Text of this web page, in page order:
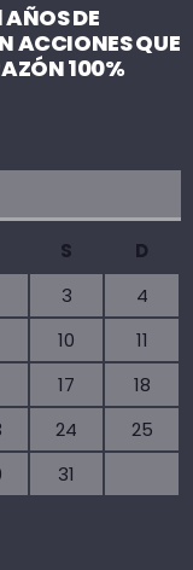
DE
ACCIONES QUE
100%
S
D
3
4
10
11
17
18
24
25
31